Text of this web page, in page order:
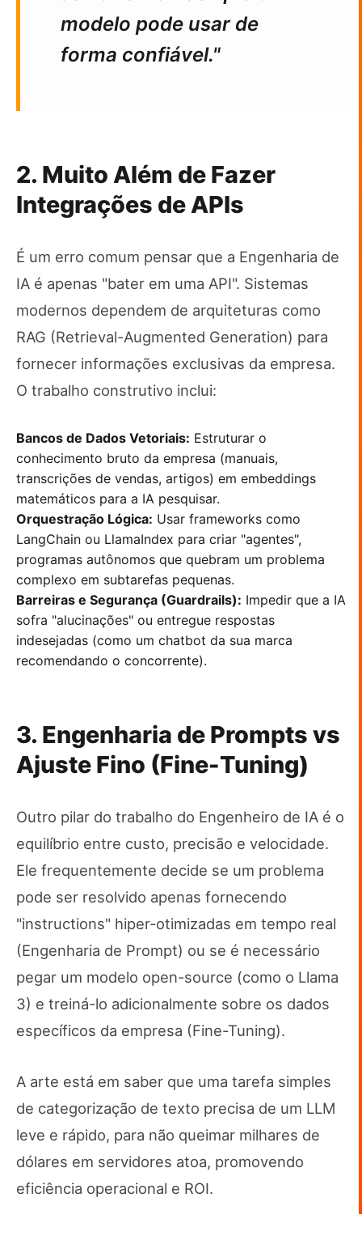
modelo pode usar de
forma confiável."
2. Muito Além de Fazer
Integrações de APIs
É um erro comum pensar que a Engenharia de
IA é apenas "bater em uma API". Sistemas
modernos dependem de arquiteturas como
RAG (Retrieval-Augmented Generation) para
fornecer informações exclusivas da empresa.
O trabalho construtivo inclui:
Bancos de Dados Vetoriais: Estruturar o
conhecimento bruto da empresa (manuais,
transcrições de vendas, artigos) em embeddings
matemáticos para a IA pesquisar.
Orquestração Lógica: Usar frameworks como
LangChain ou LlamaIndex para criar "agentes",
programas autônomos que quebram um problema
complexo em subtarefas pequenas.
Barreiras e Segurança (Guardrails): Impedir que a IA
sofra "alucinações" ou entregue respostas
indesejadas (como um chatbot da sua marca
recomendando o concorrente).
3. Engenharia de Prompts vs
Ajuste Fino (Fine-Tuning)
Outro pilar do trabalho do Engenheiro de IA é o
equilíbrio entre custo, precisão e velocidade.
Ele frequentemente decide se um problema
pode ser resolvido apenas fornecendo
"instructions" hiper-otimizadas em tempo real
(Engenharia de Prompt) ou se é necessário
pegar um modelo open-source (como o Llama
3) e treiná-lo adicionalmente sobre os dados
específicos da empresa (Fine-Tuning).
A arte está em saber que uma tarefa simples
de categorização de texto precisa de um LLM
leve e rápido, para não queimar milhares de
dólares em servidores atoa, promovendo
eficiência operacional e ROI.